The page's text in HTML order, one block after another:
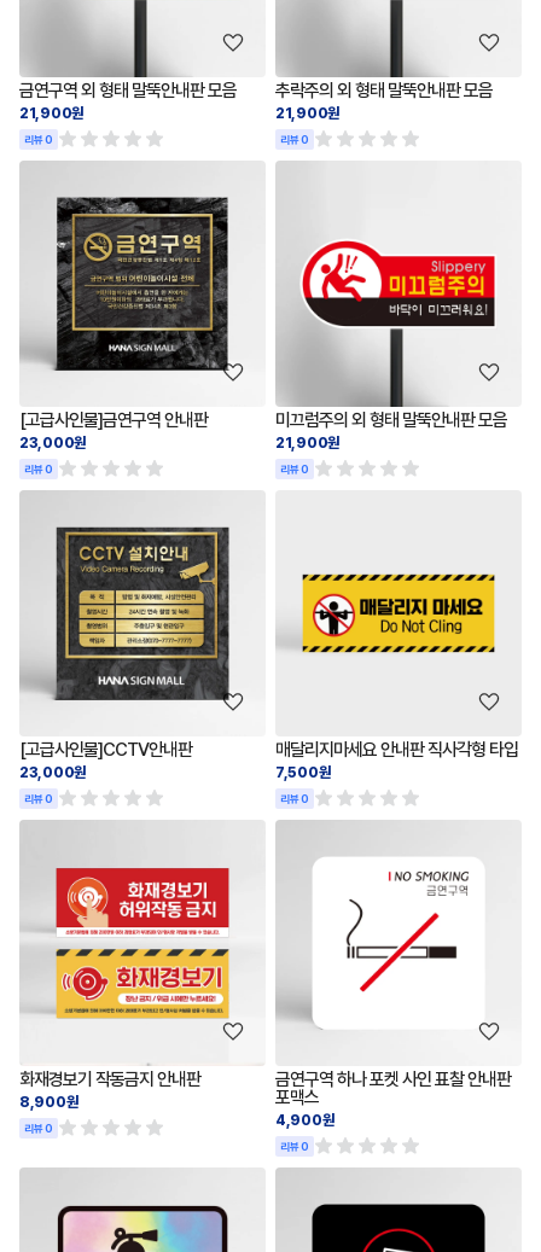
금연구역 외 형태 말뚝안내판 모음
21,900원
리뷰 0
추락주의 외 형태 말뚝안내판 모음
21,900원
리뷰 0
[고급사인물]금연구역 안내판
23,000원
리뷰 0
미끄럼주의 외 형태 말뚝안내판 모음
21,900원
리뷰 0
[고급사인물]CCTV안내판
23,000원
리뷰 0
매달리지마세요 안내판 직사각형 타입
7,500원
리뷰 0
화재경보기 작동금지 안내판
8,900원
리뷰 0
금연구역 하나 포켓 사인 표찰 안내판
포맥스
4,900원
리뷰 0